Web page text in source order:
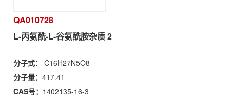
QA010728
L-丙氨酰-L-谷氨酰胺杂质 2
分子式： C16H27N5O8
分子量： 417.41
CAS号： 1402135-16-3